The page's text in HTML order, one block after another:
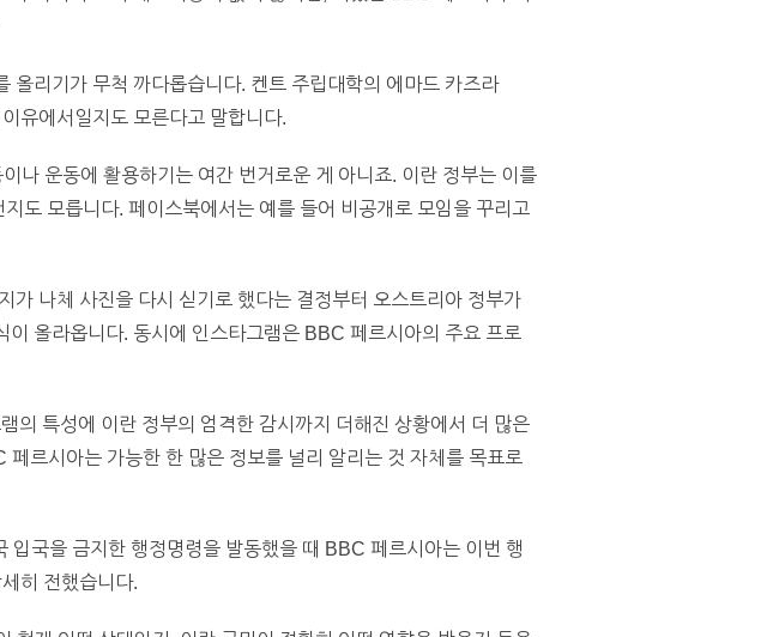
올리기가 무척 까다롭습니다. 켄트 주립대학의 에마드 카즈라
유에서일지도 모른다고 말합니다.
나 운동에 활용하기는 여간 번거로운 게 아니죠. 이란 정부는 이를
도 모릅니다. 페이스북에서는 예를 들어 비공개로 모임을 꾸리고
나체 사진을 다시 싣기로 했다는 결정부터 오스트리아 정부가
올라옵니다. 동시에 인스타그램은 BBC 페르시아의 주요 프로
의 특성에 이란 정부의 엄격한 감시까지 더해진 상황에서 더 많은
르시아는 가능한 한 많은 정보를 널리 알리는 것 자체를 목표로
국을 금지한 행정명령을 발동했을 때 BBC 페르시아는 이번 행
히 전했습니다.